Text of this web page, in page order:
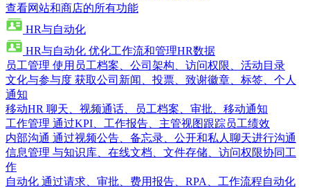
查看网站和商店的所有功能
HR与自动化
HR与自动化 优化工作流和管理HR数据
员工管理 使用员工档案、公司架构、访问权限、活动目录
文化与参与度 获取公司新闻、投票、致谢徽章、标签、个人
通知
移动HR 聊天、视频通话、员工档案、审批、移动通知
工作管理 通过KPI、工作报告、主管视图跟踪员工绩效
内部沟通 通过视频公告、备忘录、公开和私人聊天进行沟通
信息管理 与知识库、在线文档、文件存储、访问权限协同工
作
自动化 通过请求、审批、费用报告、RPA、工作流程自动化